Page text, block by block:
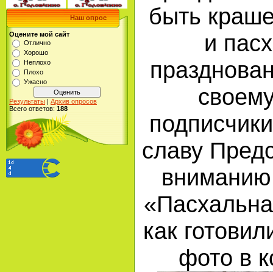
Наш опрос
Оцените мой сайт
Отлично
Хорошо
Неплохо
Плохо
Ужасно
Результаты | Архив опросов
Всего ответов: 188
быть
и
славу
как
фото в